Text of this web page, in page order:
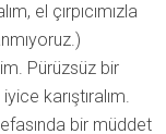
el çırpıcımızla
Pürüzsüz bir
karıştıralım.
bir müddet